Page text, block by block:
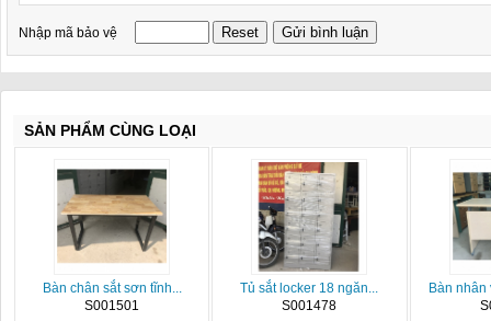
Nhập mã bảo vệ
SẢN PHẨM CÙNG LOẠI
Bàn chân sắt sơn tĩnh...
S001501
Tủ sắt locker 18 ngăn...
S001478
Bàn nhân